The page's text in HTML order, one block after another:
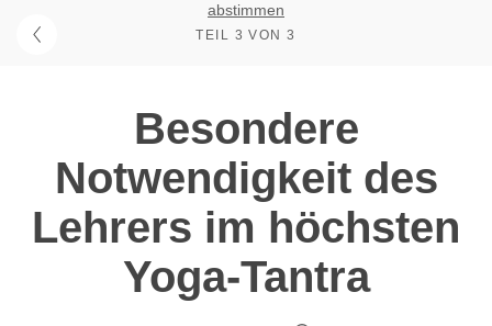
abstimmen
TEIL 3 VON 3
Besondere
Notwendigkeit des
Lehrers im höchsten
Yoga-Tantra